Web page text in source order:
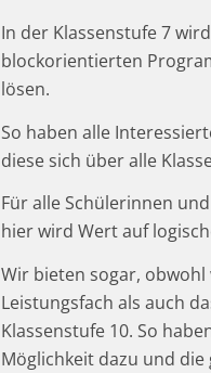
In der Klassenstufe 7
blockorientierten
lösen.
So haben alle
diese sich über alle
Für alle Schülerinnen
hier wird Wert auf
Wir bieten sogar, obwohl
Leistungsfach als auch
Klassenstufe 10. So
Möglichkeit dazu und die